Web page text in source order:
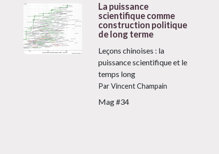
La puissance
scientifique comme
construction politique
de long terme
Leçons chinoises : la
puissance scientifique et le
temps long
Par Vincent Champain
Mag #34